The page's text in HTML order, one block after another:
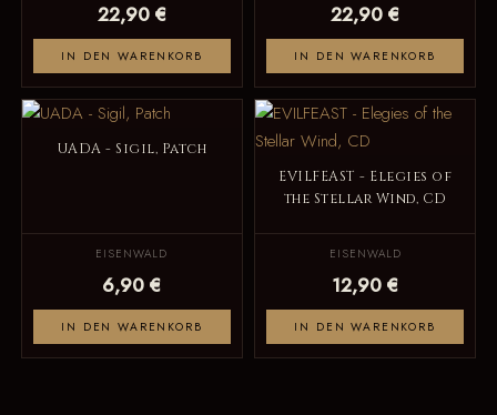
22,90 €
IN DEN WARENKORB
22,90 €
IN DEN WARENKORB
UADA - Sigil, Patch
EISENWALD
6,90 €
IN DEN WARENKORB
EVILFEAST - Elegies of
the Stellar Wind, CD
EISENWALD
12,90 €
IN DEN WARENKORB